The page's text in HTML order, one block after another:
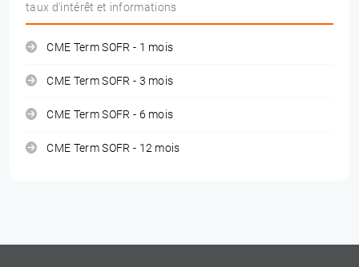
taux d'intérêt et informations
CME Term SOFR - 1 mois
CME Term SOFR - 3 mois
CME Term SOFR - 6 mois
CME Term SOFR - 12 mois